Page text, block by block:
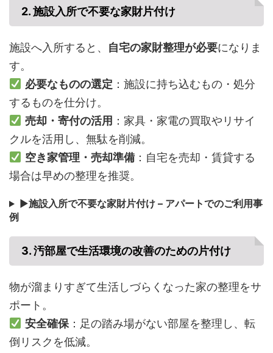
2. 施設入所で不要な家財片付け
施設へ入所すると、 自宅の家財整理が必要になりま
す。
必要なものの選定 ：施設に持ち込むもの・処分
するものを仕分け。
売却・寄付の活用 ：家具・家電の買取やリサイ
クルを活用し、無駄を削減。
空き家管理・売却準備：自宅を売却・賃貸する
場合は早めの整理を推奨。
▶施設入所で不要な家財片付け – アパートでのご利用事
例
3. 汚部屋で生活環境の改善のための片付け
物が溜まりすぎて生活しづらくなった家の整理をサ
ポート。
安全確保：足の踏み場がない部屋を整理し、転
倒リスクを低減。